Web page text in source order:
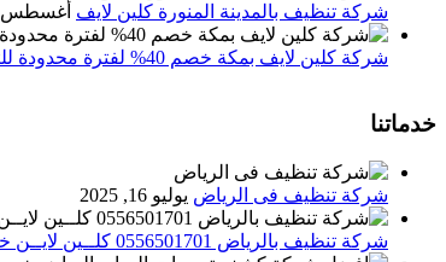
شركة تنظيف بالمدينة المنورة كلين لايف أغسطس 1, 2026
شركة كلين لايف بمكة خصم 40% لفترة محدودة للتواصل 0552071750 نصلك اينما كنت
خدماتنا
شركة تنظيف فى الرياض يوليو 16, 2025
شركة تنظيف بالرياض 0556501701 كلــين لايــن خصم 39% تنظيف وتعقيم المنازل باحدث الاجهزة